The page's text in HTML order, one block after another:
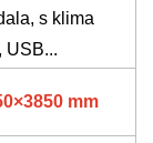
s klima
USB...
0×3850 mm